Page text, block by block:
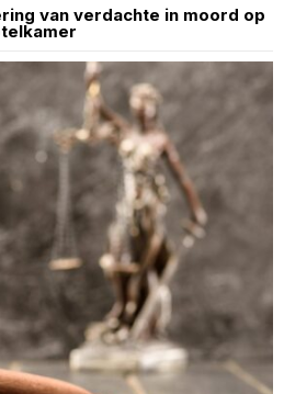
van verdachte in moord op